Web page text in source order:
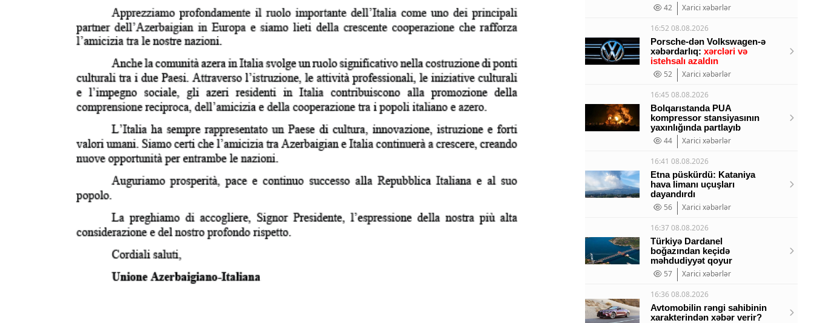
42
Xarici xəbərlər
16:52 08.08.2026
Porsche-dən Volkswagen-ə
xəbərdarlıq: xərcləri və
istehsalı azaldın
52
Xarici xəbərlər
16:45 08.08.2026
Bolqarıstanda PUA
kompressor stansiyasının
yaxınlığında partlayıb
44
Xarici xəbərlər
16:41 08.08.2026
Etna püskürdü: Kataniya
hava limanı uçuşları
dayandırdı
56
Xarici xəbərlər
16:37 08.08.2026
Türkiyə Dardanel
boğazından keçidə
məhdudiyyət qoyur
57
Xarici xəbərlər
16:36 08.08.2026
Avtomobilin rəngi sahibinin
xarakterindən xəbər verir?